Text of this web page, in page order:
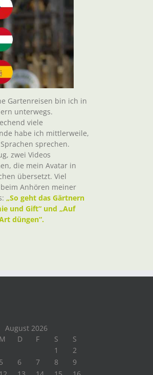
Gartenreisen bin ich in
unterwegs.
viele
habe ich mittlerweile,
sprechen.
zwei Videos
die mein Avatar in
übersetzt. Viel
Anhören meiner
„So geht das Gärtnern
und Gift“ und „Auf
düngen“.
August 2026
M D F S
S
1
2
5 6 7 8
9